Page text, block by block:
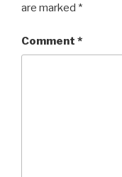
are marked *
Comment *